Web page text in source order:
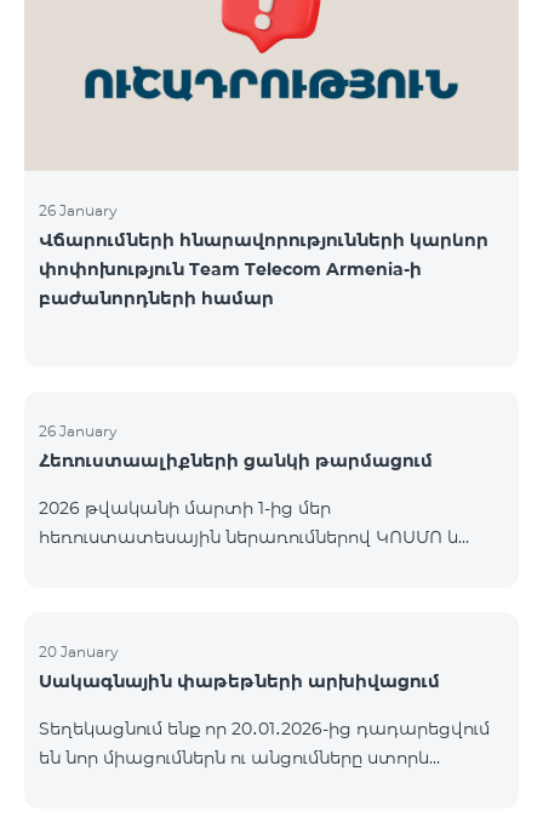
վճարահաշվարկային ընկերությունների կողմից
Team Telecom Armenia-ին առաջարկված
պայմանները ենթադրում էին ծառայությունների
26 January
Վճարումների հնարավորությունների կարևոր
փոփոխություն Team Telecom Armenia-ի
բաժանորդների համար
26 January
Հեռուստաալիքների ցանկի թարմացում
2026 թվականի մարտի 1-ից մեր
հեռուստատեսային ներառումներով ԿՈՍՄՈ և
մուլտիպլեքս հեռուստաալիքները հասանելի
կլինեն միայն այն մարզերում, որտեղ դրանց
մարմինների պահանջների։ Այս փոփոխությունը
իրականացվում է հեռուստատեսային հարթակի
20 January
Սակագնային փաթեթների արխիվացում
Տեղեկացնում ենք որ 20․01․2026-ից դադարեցվում
են նոր միացումներն ու անցումները ստորև